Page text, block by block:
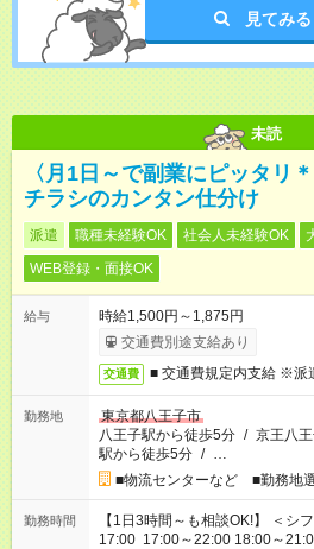
見てみる
未読
〈月1日～で副業にピッタリ
チラシのカンタン仕分け
派遣 職種未経験OK 社会人未経験OK
WEB登録・面接OK
給与
時給1,500円～1,875円
交通費別途支給あり
交通費 ■ 交通費規定内支給 ※派
勤務地
東京都八王子市
八王子駅から徒歩5分 / 京王八
駅から徒歩5分 / …
■物流センターなど ■勤務地
勤務時間
【1日3時間～も相談OK!】 ＜シフト例＞ 9:00～12:00 12:00～
17:00 17:00～22:00 18:00～21:00 など こちら以外